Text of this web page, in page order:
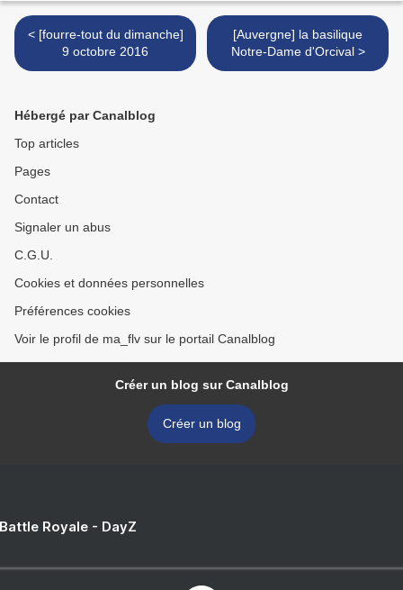
< [fourre-tout du dimanche]
9 octobre 2016
[Auvergne] la basilique
Notre-Dame d'Orcival >
Hébergé par Canalblog
Top articles
Pages
Contact
Signaler un abus
C.G.U.
Cookies et données personnelles
Préférences cookies
Voir le profil de ma_flv sur le portail Canalblog
Créer un blog sur Canalblog
Créer un blog
Royale - DayZ